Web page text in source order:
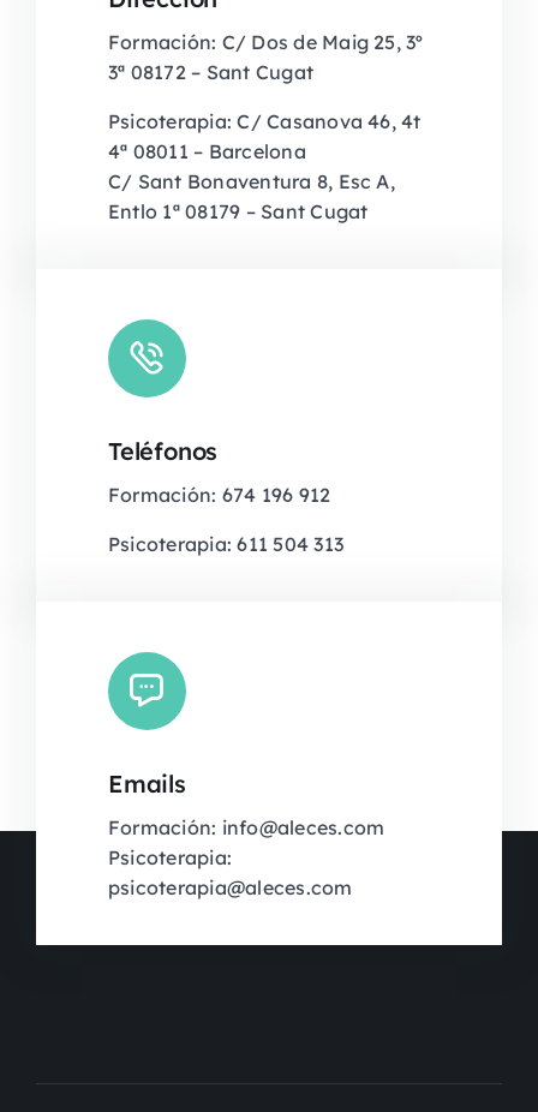
Formación: C/ Dos de Maig 25, 3º
3ª 08172 – Sant Cugat
Psicoterapia: C/ Casanova 46, 4t
4ª 08011 – Barcelona
C/ Sant Bonaventura 8, Esc A,
Entlo 1ª 08179 – Sant Cugat
Teléfonos
Formación: 674 196 912
Psicoterapia: 611 504 313
Emails
Formación: info@aleces.com
Psicoterapia:
psicoterapia@aleces.com